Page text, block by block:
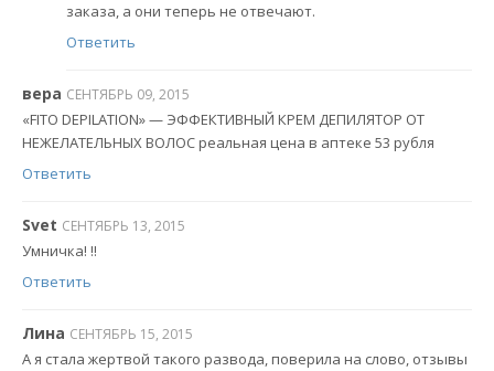
заказа, а они теперь не отвечают.
Ответить
вера СЕНТЯБРЬ 09, 2015
«FITO DEPILATION» — ЭФФЕКТИВНЫЙ КРЕМ ДЕПИЛЯТОР ОТ
НЕЖЕЛАТЕЛЬНЫХ ВОЛОС реальная цена в аптеке 53 рубля
Ответить
Svet СЕНТЯБРЬ 13, 2015
Умничка! !!
Ответить
Лина СЕНТЯБРЬ 15, 2015
А я стала жертвой такого развода, поверила на слово, отзывы